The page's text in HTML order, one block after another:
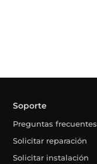
Soporte
Preguntas frecuentes
Solicitar reparación
Solicitar instalación